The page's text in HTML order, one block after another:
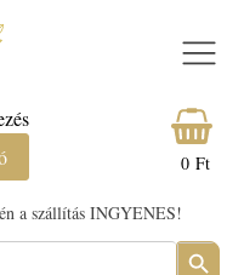
a szállítás INGYENES!
SEARCH
BUTTON
0 Ft